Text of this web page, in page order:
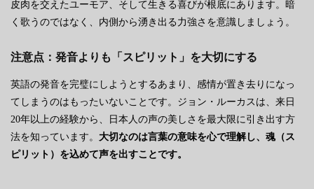
皮肉を交えたユーモア、そして生きる喜びが根底にあります。暗
く歌うのではなく、内側から湧き出る力強さを意識しましょう。
注意点：発音よりも「スピリット」を大切にする
英語の発音を完璧にしようとするあまり、感情が置き去りになっ
てしまうのはもったいないことです。ジョン・ルーカスは、来日
20年以上の経験から、日本人の声の美しさを最大限に引き出す方
法を知っています。 大切なのは言葉の意味を心で理解し、魂（ス
ピリット）を込めて声を出すことです。